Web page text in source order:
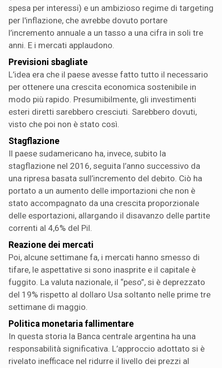
spesa per interessi) e un ambizioso regime di targeting
per l'inflazione, che avrebbe dovuto portare
l’incremento annuale a un tasso a una cifra in soli tre
anni. E i mercati applaudono.
Previsioni sbagliate
L’idea era che il paese avesse fatto tutto il necessario
per ottenere una crescita economica sostenibile in
modo più rapido. Presumibilmente, gli investimenti
esteri diretti sarebbero cresciuti. Sarebbero dovuti,
visto che poi non è stato così.
Stagflazione
Il paese sudamericano ha, invece, subito la
stagflazione nel 2016, seguita l’anno successivo da
una ripresa basata sull’incremento del debito. Ciò ha
portato a un aumento delle importazioni che non è
stato accompagnato da una crescita proporzionale
delle esportazioni, allargando il disavanzo delle partite
correnti al 4,6% del Pil.
Reazione dei mercati
Poi, alcune settimane fa, i mercati hanno smesso di
tifare, le aspettative si sono inasprite e il capitale è
fuggito. La valuta nazionale, il “peso”, si è deprezzato
del 19% rispetto al dollaro Usa soltanto nelle prime tre
settimane di maggio.
Politica monetaria fallimentare
In questa storia la Banca centrale argentina ha una
responsabilità significativa. L’approccio adottato si è
rivelato inefficace nel ridurre il livello dei prezzi al